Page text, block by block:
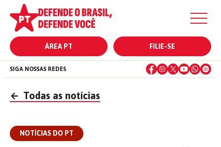
ÁREA PT FILIE-SE
SIGA NOSSAS REDES
← Todas as notícias
NOTÍCIAS DO PT